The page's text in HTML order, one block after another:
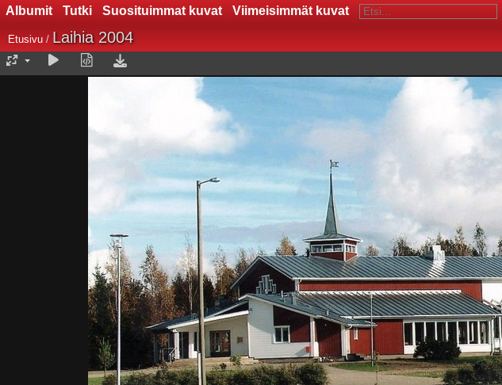
Albumit Tutki Suosituimmat kuvat Viimeisimmät kuvat
Etusivu / Laihia 2004